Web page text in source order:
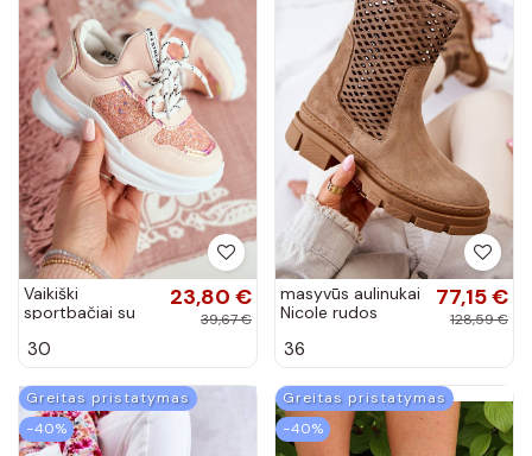
Vaikiški
sportbačiai su
spalvos
23,80 €
39,67 €
30
masyvūs aulinukai
Nicole rudos
77,15 €
128,59 €
36
Greitas pristatymas
−40%
Greitas pristatymas
−40%